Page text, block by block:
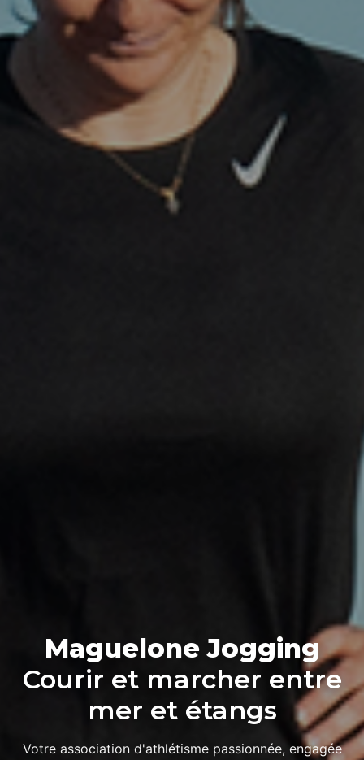
Maguelone Jogging
Courir et marcher entre
mer et étangs
Votre association d'athlétisme passionnée, engagée